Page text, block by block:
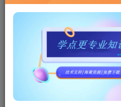
联网教程： 内附教程
单机教程： 内附教程
不懂的话联系客服！！！
《永恒边缘》是一款由
策略的RPG游戏，游戏战斗系
和欧美RPG游戏的传统。游戏